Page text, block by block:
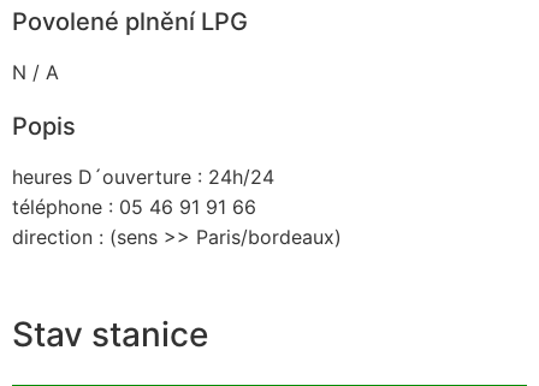
Povolené plnění LPG
N / A
Popis
heures D´ouverture : 24h/24
téléphone : 05 46 91 91 66
direction : (sens >> Paris/bordeaux)
Stav stanice